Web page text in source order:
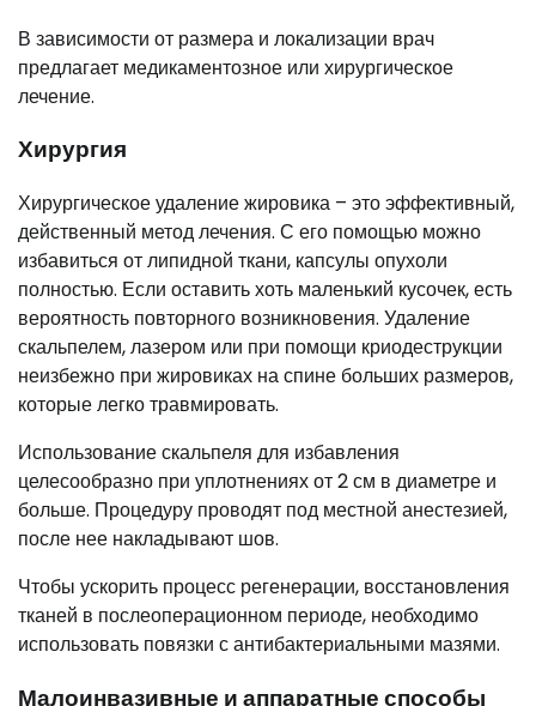
В зависимости от размера и локализации врач
предлагает медикаментозное или хирургическое
лечение.
Хирургия
Хирургическое удаление жировика – это эффективный,
действенный метод лечения. С его помощью можно
избавиться от липидной ткани, капсулы опухоли
полностью. Если оставить хоть маленький кусочек, есть
вероятность повторного возникновения. Удаление
скальпелем, лазером или при помощи криодеструкции
неизбежно при жировиках на спине больших размеров,
которые легко травмировать.
Использование скальпеля для избавления
целесообразно при уплотнениях от 2 см в диаметре и
больше. Процедуру проводят под местной анестезией,
после нее накладывают шов.
Чтобы ускорить процесс регенерации, восстановления
тканей в послеоперационном периоде, необходимо
использовать повязки с антибактериальными мазями.
Малоинвазивные и аппаратные способы